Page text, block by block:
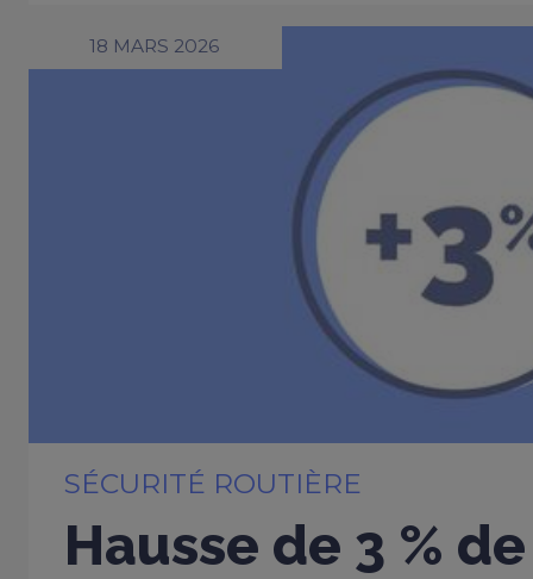
18 MARS 2026
SÉCURITÉ ROUTIÈRE
Hausse de 3 %